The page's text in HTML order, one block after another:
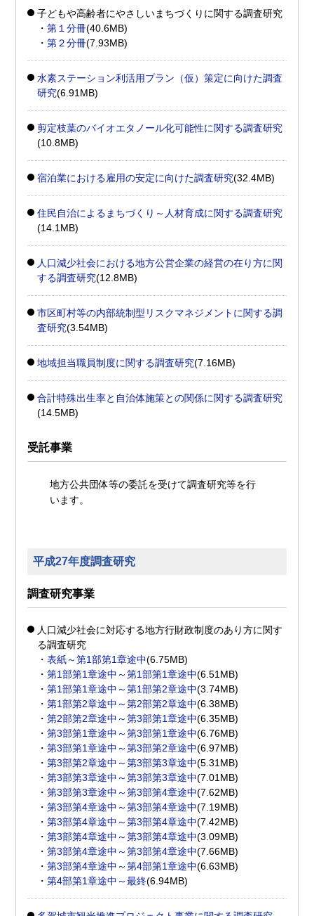
子どもや高齢者にやさしいまちづくりに関する調査研究
・第１分冊(40.6MB)
・第２分冊(7.93MB)
水素ステーション利活用プラン（仮）策定に向けた調査
研究(6.91MB)
剪定枝葉のバイオエタノール化可能性に関する調査研究
(10.8MB)
宿泊業における雇用の安定に向けた調査研究(32.4MB)
住民自治によるまちづくり～人材育成に関する調査研究
(14.1MB)
人口減少社会における地方公営企業の経営の在り方に関
する調査研究(12.8MB)
市区町村等の内部統制型リスクマネジメントに関する調
査研究(3.54MB)
地域担当職員制度に関する調査研究(7.16MB)
合計特殊出生率と自治体施策との関係に関する調査研究
(14.5MB)
受託事業
地方公共団体等の委託を受けて調査研究等を行
います。
平成27年度調査研究
調査研究事業
人口減少社会に対応する地方行財政制度のあり方に関す
る調査研究
・表紙～第1部第1章途中(6.75MB)
・第1部第1章途中～第1部第1章途中(6.51MB)
・第1部第1章途中～第1部第2章途中(3.74MB)
・第1部第2章途中～第2部第2章途中(6.38MB)
・第2部第2章途中～第3部第1章途中(6.35MB)
・第3部第1章途中～第3部第1章途中(6.76MB)
・第3部第1章途中～第3部第2章途中(6.97MB)
・第3部第2章途中～第3部第3章途中(5.31MB)
・第3部第3章途中～第3部第3章途中(7.01MB)
・第3部第3章途中～第3部第4章途中(7.62MB)
・第3部第4章途中～第3部第4章途中(7.19MB)
・第3部第4章途中～第3部第4章途中(7.42MB)
・第3部第4章途中～第3部第4章途中(3.09MB)
・第3部第4章途中～第3部第4章途中(7.66MB)
・第3部第4章途中～第4部第1章途中(6.63MB)
・第4部第1章途中～最終(6.94MB)